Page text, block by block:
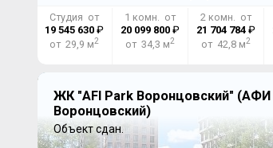
Студия от
19 545 630 ₽
от 29,9 м2
1 комн. от
20 099 800 ₽
от 34,3 м2
2 комн. от
21 704 784₽
от 42,8 м2
ЖК "AFI Park Воронцовский" (АФИ
Воронцовский)
Объект сдан.